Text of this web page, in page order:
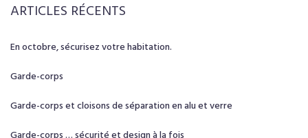
ARTICLES RÉCENTS
En octobre, sécurisez votre habitation.
Garde-corps
Garde-corps et cloisons de séparation en alu et verre